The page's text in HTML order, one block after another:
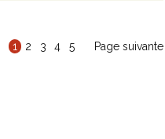
1 2 3 4 5 Page suivante